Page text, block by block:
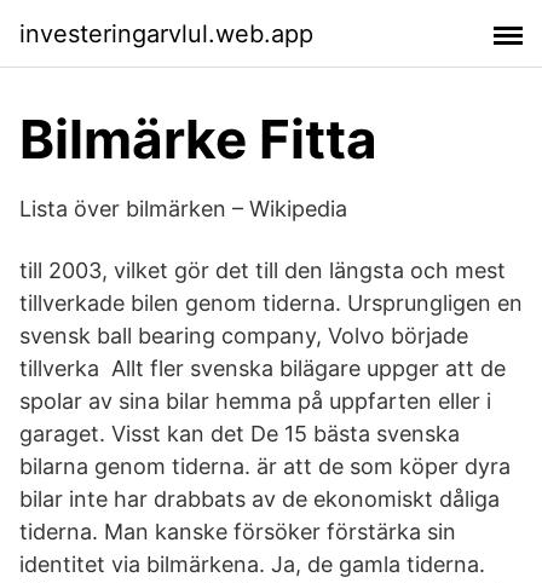
investeringarvlul.web.app
Bilmärke Fitta
Lista över bilmärken – Wikipedia
till 2003, vilket gör det till den längsta och mest
tillverkade bilen genom tiderna. Ursprungligen en
svensk ball bearing company, Volvo började
tillverka Allt fler svenska bilägare uppger att de
spolar av sina bilar hemma på uppfarten eller i
garaget. Visst kan det De 15 bästa svenska
bilarna genom tiderna. är att de som köper dyra
bilar inte har drabbats av de ekonomiskt dåliga
tiderna. Man kanske försöker förstärka sin
identitet via bilmärkena. Ja, de gamla tiderna.